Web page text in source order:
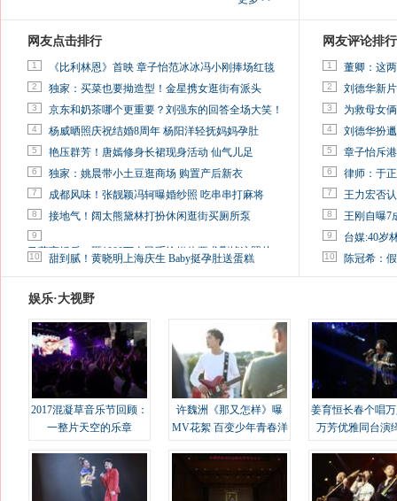
网友点击排行
1 《比利林恩》首映 章子怡范冰冰冯小刚捧场红毯
2 独家：买菜也要拗造型！金星携女逛街有派头
3 京东和奶茶哪个更重要？刘强东的回答全场大笑！
4 杨威晒照庆祝结婚8周年 杨阳洋轻抚妈妈孕肚
5 艳压群芳！唐嫣修身长裙现身活动 仙气儿足
6 独家：姚晨带小土豆逛商场 购置产后新衣
7 成都风味！张靓颖冯轲曝婚纱照 吃串串打麻将
8 接地气！阔太熊黛林打扮休闲逛街买厕所泵
9
马蓉离婚后，砸1000万人民币给媒体要求删掉这照片
10 甜到腻！黄晓明上海庆生 Baby挺孕肚送蛋糕
网友评论排行
1 董卿：这
2 刘德华新
3 为救母女
4 刘德华扮
5 章子怡斥
6 律师：于
7 王力宏否
8 王刚自曝7
9 台媒:40岁
10 陈冠希：
娱乐·大视野
2017混凝草音乐节回顾：
一整片天空的乐章
许魏洲《那又怎样》曝
MV花絮 百变少年青春洋
姜育恒长春个唱
万芳优雅同台演